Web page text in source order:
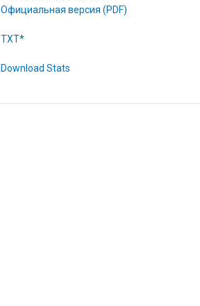
Официальная версия (PDF)
TXT*
Download Stats